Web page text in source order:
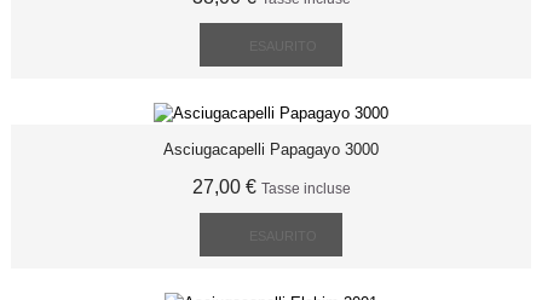
Asciugacapelli Papagayo 3000
27,00 € Tasse incluse